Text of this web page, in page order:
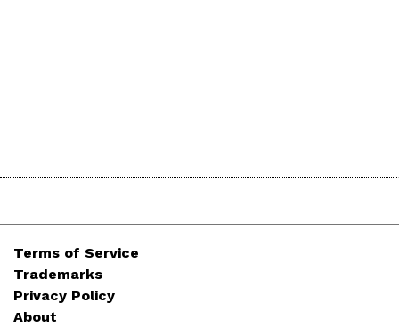
Terms of Service
Trademarks
Privacy Policy
About